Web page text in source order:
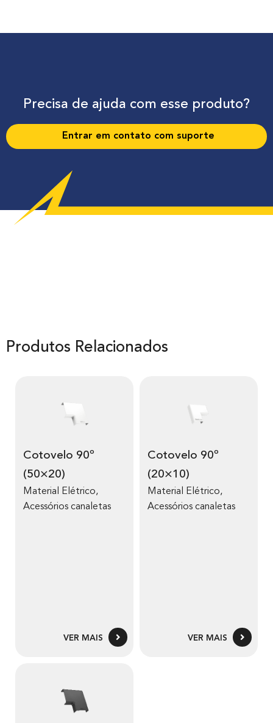
Precisa de ajuda com esse produto?
Entrar em contato com suporte
Produtos Relacionados
Cotovelo 90º
(50×20)
Material Elétrico,
Acessórios canaletas
VER MAIS
Cotovelo 90º
(20×10)
Material Elétrico,
Acessórios canaletas
VER MAIS